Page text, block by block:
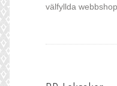
välfyllda webbshop.